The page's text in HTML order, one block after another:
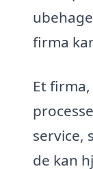
firma
Et
service,
de kan